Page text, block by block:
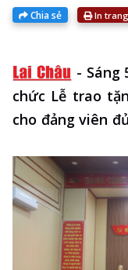
Chia sẻ In
- Sáng
chức Lễ trao
cho đảng viên